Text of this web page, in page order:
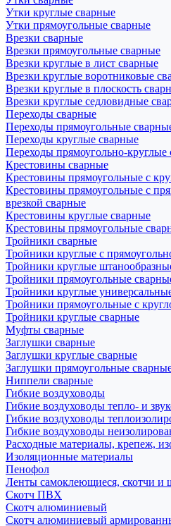
Утки круглые сварные
Утки прямоугольные сварные
Врезки сварные
Врезки прямоугольные сварные
Врезки круглые в лист сварные
Врезки круглые воротниковые
Врезки круглые в плоскость
Врезки круглые седловидные
Переходы сварные
Переходы прямоугольные
Переходы круглые сварные
Переходы прямоугольно-круглые
Крестовины сварные
Крестовины прямоугольные с
Крестовины прямоугольные с
врезкой сварные
Крестовины круглые сварные
Крестовины прямоугольные
Тройники сварные
Тройники круглые с
Тройники круглые
Тройники прямоугольные
Тройники круглые
Тройники прямоугольные с
Тройники круглые сварные
Муфты сварные
Заглушки сварные
Заглушки круглые сварные
Заглушки прямоугольные
Ниппели сварные
Гибкие воздуховоды
Гибкие воздуховоды тепло- и
Гибкие воздуховоды
Гибкие воздуховоды
Расходные материалы, крепеж,
Изоляционные материалы
Пенофол
Ленты самоклеющиеся, скотчи и
Скотч ПВХ
Скотч алюминиевый
Скотч алюминиевый